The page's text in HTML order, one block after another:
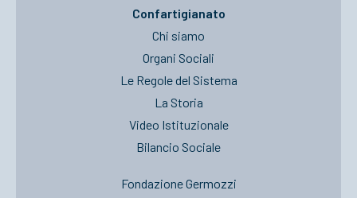
Confartigianato
Chi siamo
Organi Sociali
Le Regole del Sistema
La Storia
Video Istituzionale
Bilancio Sociale
Fondazione Germozzi